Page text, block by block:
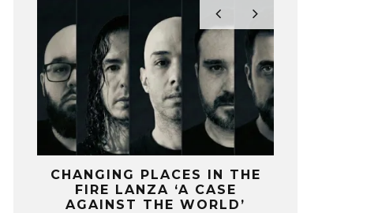
IN THE
‘A CASE
THE WORLD’
OZUNA Y OMAR COURTZ
ENCIENDEN EL VERANO CON
‘ZIZI’